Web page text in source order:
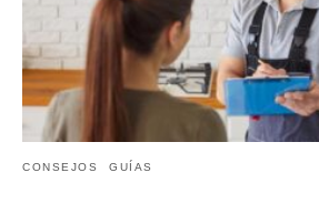
CONSEJOS GUÍAS